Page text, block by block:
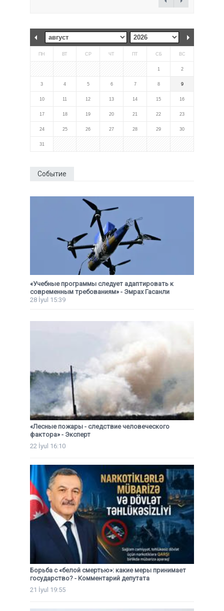
ПН ВТ СР ЧТ ПТ СБ ВС
1 2
3 4 5 6 7 8 9
10 11 12 13 14 15 16
17 18 19 20 21 22 23
24 25 26 27 28 29 30
31
Событие
«Учебные программы следует адаптировать к
современным требованиям» - Эмрах Гасанли
28 İyul 15:39
«Лесные пожары - следствие человеческого
фактора» - Эксперт
22 İyul 16:10
Борьба с «белой смертью»: какие меры принимает
государство? - Комментарий депутата
21 İyul 19:55